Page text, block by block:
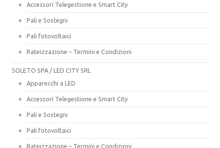
Accessori Telegestione e Smart City
Pali e Sostegni
Pali fotovoltaici
Rateizzazione – Termini e Condizioni
SOLETO SPA / LED CITY SRL
Apparecchi a LED
Accessori Telegestione e Smart City
Pali e Sostegni
Pali fotovoltaici
Rateizzazione – Termini e Condizioni